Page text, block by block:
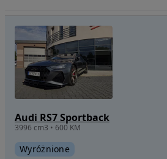
Audi RS7 Sportback
3996 cm3 • 600 KM
Wyróżnione